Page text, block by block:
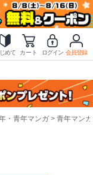
めて カート ログイン 会員登録
・青年マンガ 青年マンガ